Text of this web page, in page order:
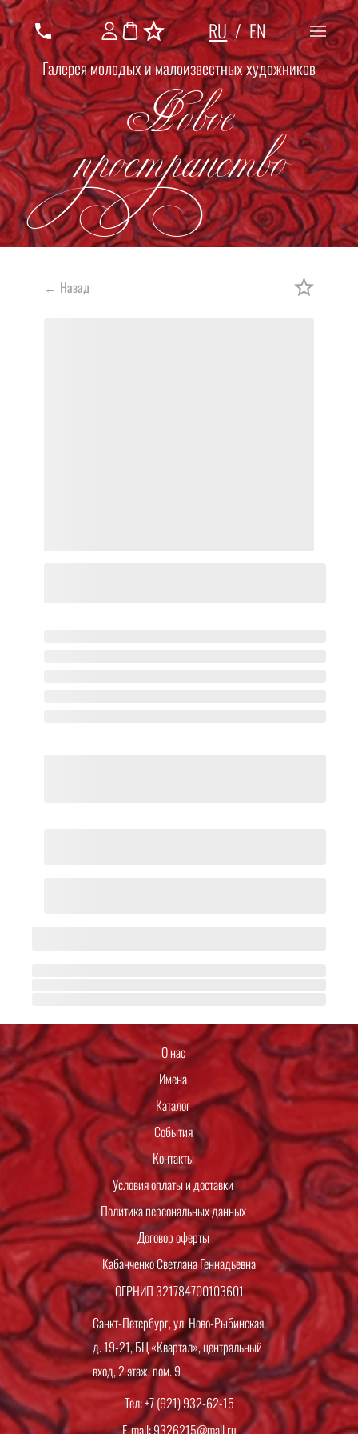
RU / EN
Галерея молодых и малоизвестных художников
Новое
пространство
← Назад
О нас
Имена
Каталог
События
Контакты
Условия оплаты и доставки
Политика персональных данных
Договор оферты
Кабанченко Светлана Геннадьевна
ОГРНИП 321784700103601
Санкт-Петербург, ул. Ново-Рыбинская,
д. 19-21, БЦ «Квартал», центральный
вход, 2 этаж, пом. 9
Тел: +7 (921) 932-62-15
E-mail: 9326215@mail.ru